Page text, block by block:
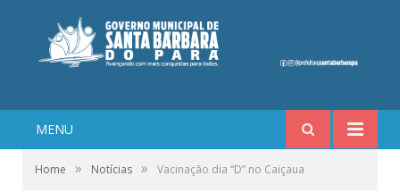
MENU
Home » Notícias » Vacinação dia “D” no Caiçaua